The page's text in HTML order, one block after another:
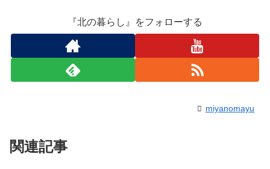
『北の暮らし』をフォローする
miyanomayu
関連記事